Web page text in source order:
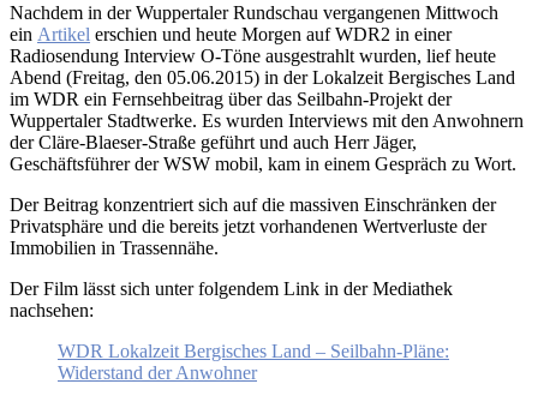
Nachdem in der Wuppertaler Rundschau vergangenen Mittwoch
ein Artikel erschien und heute Morgen auf WDR2 in einer
Radiosendung Interview O-Töne ausgestrahlt wurden, lief heute
Abend (Freitag, den 05.06.2015) in der Lokalzeit Bergisches Land
im WDR ein Fernsehbeitrag über das Seilbahn-Projekt der
Wuppertaler Stadtwerke. Es wurden Interviews mit den Anwohnern
der Cläre-Blaeser-Straße geführt und auch Herr Jäger,
Geschäftsführer der WSW mobil, kam in einem Gespräch zu Wort.
Der Beitrag konzentriert sich auf die massiven Einschränken der
Privatsphäre und die bereits jetzt vorhandenen Wertverluste der
Immobilien in Trassennähe.
Der Film lässt sich unter folgendem Link in der Mediathek
nachsehen:
WDR Lokalzeit Bergisches Land – Seilbahn-Pläne:
Widerstand der Anwohner